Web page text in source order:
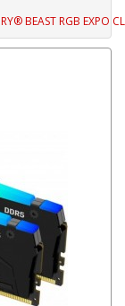
BEAST RGB EXPO